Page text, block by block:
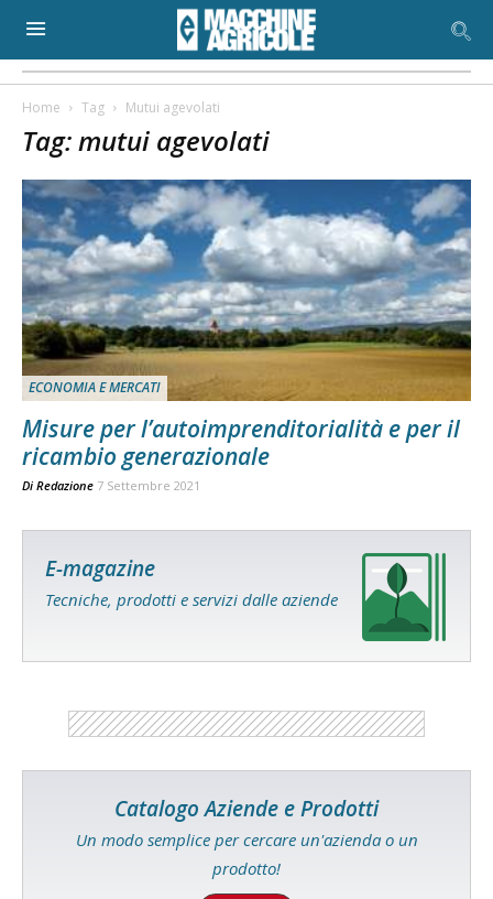
Home Tag Mutui agevolati
Tag: mutui agevolati
ECONOMIA E MERCATI
Misure per l’autoimprenditorialità e per il
ricambio generazionale
Di Redazione 7 Settembre 2021
E-magazine
Tecniche, prodotti e servizi dalle aziende
Catalogo Aziende e Prodotti
Un modo semplice per cercare un'azienda o un
prodotto!